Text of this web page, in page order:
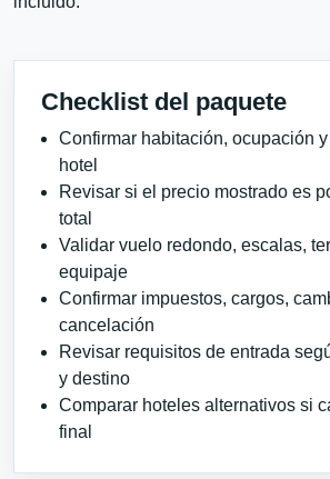
Checklist del paquete
Confirmar habitación, ocupación y
hotel
Revisar si el precio mostrado es
total
Validar vuelo redondo, escalas,
equipaje
Confirmar impuestos, cargos,
cancelación
Revisar requisitos de entrada
y destino
Comparar hoteles alternativos si
final